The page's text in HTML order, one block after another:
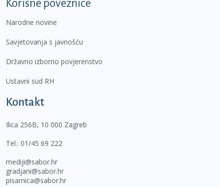
Korisne poveznice
Narodne novine
Savjetovanja s javnošću
Državno izborno povjerenstvo
Ustavni sud RH
Kontakt
Ilica 256B, 10 000 Zagreb
Tel.: 01/45 69 222
mediji@sabor.hr
gradjani@sabor.hr
pisarnica@sabor.hr